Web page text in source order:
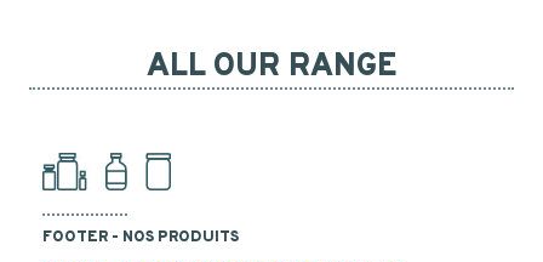
ALL OUR RANGE
FOOTER - NOS PRODUITS